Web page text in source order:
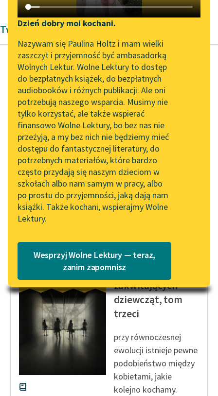
Katalog DAISY
Podkasty o książkach
Zgłoś brak utworu
Aktualności
„Prokurator Alicja Horn”
do słuchania
Byliśmy częścią AI Impact
Lab
Zapraszamy na spotkanie
online z tłumaczkami
literatury skandynawskiej
Spotkanie z Katarzyną
Tunkiel w Oslo
102. lata temu zmarł
Joseph Conrad
Lektury szkolne i klasyka
literatury do słuchania dla
uczennic i uczniów z
niepełnosprawnościami
E-kolekcja lektur
szkolnych i literatury do
słuchania dla uczennic i
Feministyczne inspiracje.
Narzędzia
Mapa Wolnych Lektur
Leśmianator
Przewodnik dla piszących i
czytających
API
OAI-PMH
Widget Wolnych Lektur
Przypisy
Katalog w formacie PDF
Dzień dobry moi kochani.
Nazywam się Paulina Holtz i mam wielki
zaszczyt i przyjemność być ambasadorką
Wolnych Lektur. Wolne Lektury to dostęp
do bezpłatnych książek, do bezpłatnych
audiobooków i różnych publikacji. Ale oni
potrzebują naszego wsparcia. Musimy nie
tylko korzystać, ale także wspierać
finansowo Wolne Lektury, bo bez nas nie
przeżyją, a my bez nich nie będziemy mieć
dostępu do fantastycznej literatury, do
potrzebnych materiałów, które bardzo
często przydają się naszym dzieciom w
szkołach albo nam samym w pracy, albo
po prostu do przyjemności, jaką dają nam
książki. Także kochani, wspierajmy Wolne
Lektury.
Wesprzyj Wolne Lektury — teraz,
zanim zapomnisz
Twórczość Marcela Prousta
Marcel Proust
Strona
Guermantes, część
druga
Wystarczy żyć
całkowicie z kobietą,
aby przestać widzieć
cokolwiek z tego, co
nam ją kazało...
Marcel Proust
W cieniu
zakwitających
dziewcząt, tom
trzeci
przy równoczesnej
ewolucji istnieje pewne
podobieństwo między
kobietami, jakie
kolejno kochamy.